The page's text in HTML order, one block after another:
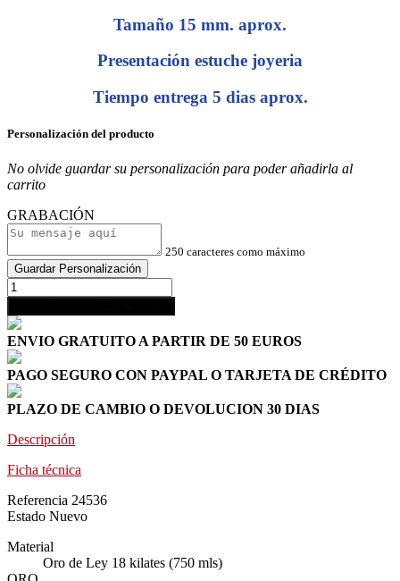
Tamaño 15 mm. aprox.
Presentación estuche joyeria
Tiempo entrega 5 dias aprox.
Personalización del producto
No olvide guardar su personalización para poder añadirla al
carrito
GRABACIÓN
250 caracteres como máximo
Guardar Personalización
ENVIO GRATUITO A PARTIR DE 50 EUROS
PAGO SEGURO CON PAYPAL O TARJETA DE CRÉDITO
PLAZO DE CAMBIO O DEVOLUCION 30 DIAS
Descripción
Ficha técnica
Referencia 24536
Estado Nuevo
Material
Oro de Ley 18 kilates (750 mls)